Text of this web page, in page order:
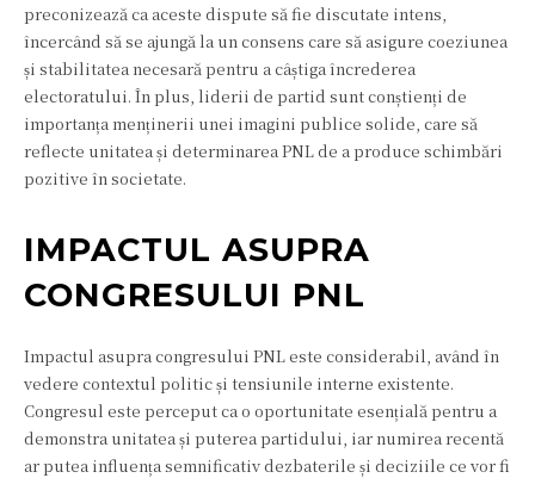
preconizează ca aceste dispute să fie discutate intens,
încercând să se ajungă la un consens care să asigure coeziunea
și stabilitatea necesară pentru a câștiga încrederea
electoratului. În plus, liderii de partid sunt conștienți de
importanța menținerii unei imagini publice solide, care să
reflecte unitatea și determinarea PNL de a produce schimbări
pozitive în societate.
IMPACTUL ASUPRA
CONGRESULUI PNL
Impactul asupra congresului PNL este considerabil, având în
vedere contextul politic și tensiunile interne existente.
Congresul este perceput ca o oportunitate esențială pentru a
demonstra unitatea și puterea partidului, iar numirea recentă
ar putea influența semnificativ dezbaterile și deciziile ce vor fi